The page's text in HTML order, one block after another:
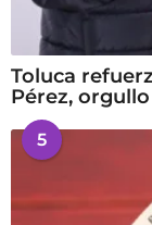
Toluca
Pérez,
5